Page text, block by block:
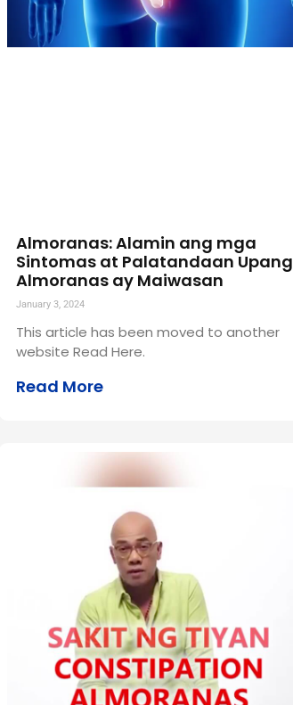
Almoranas: Alamin ang mga
Sintomas at Palatandaan Upang
Almoranas ay Maiwasan
January 3, 2024
This article has been moved to another
website Read Here.
Read More